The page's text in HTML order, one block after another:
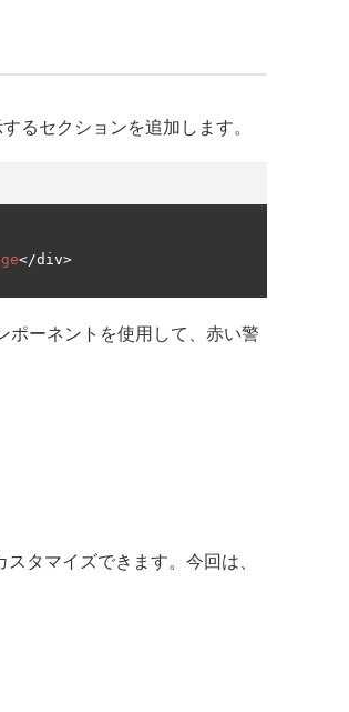
るセクションを追加します。
</div>
ーネントを使用して、赤い警
タマイズできます。今回は、